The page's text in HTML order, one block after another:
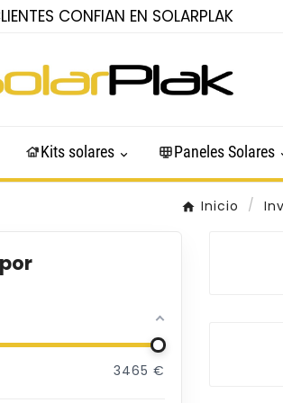
CONFIAN EN SOLARPLAK
Kits solares Paneles Solares
Inicio
3465 €